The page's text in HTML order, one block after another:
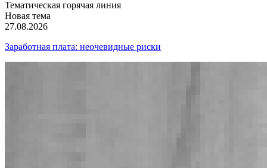
Тематическая горячая линия
Новая тема
27.08.2026
Заработная плата: неочевидные риски